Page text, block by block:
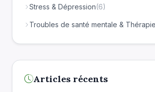
Stress & Dépression(6)
Troubles de santé mentale &
Articles récents